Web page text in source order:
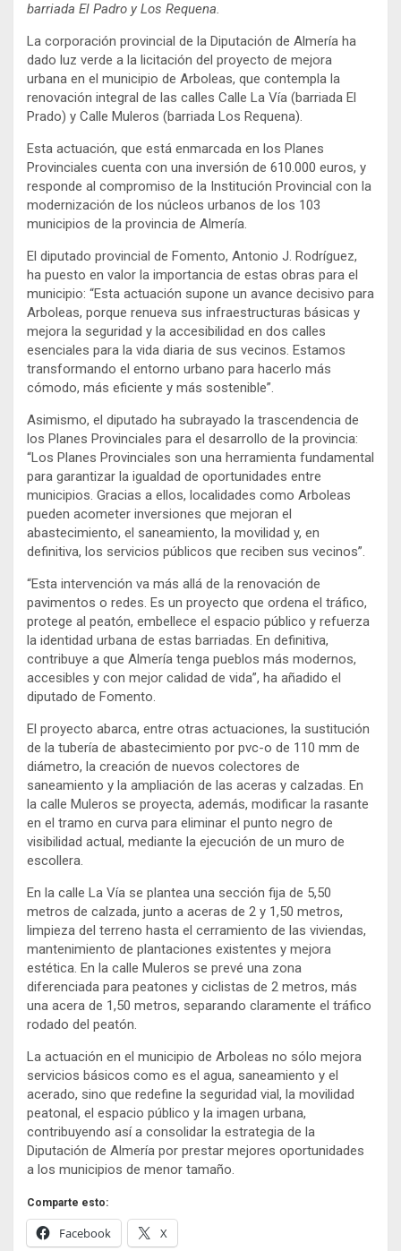
barriada El Padro y Los Requena.
La corporación provincial de la Diputación de Almería ha
dado luz verde a la licitación del proyecto de mejora
urbana en el municipio de Arboleas, que contempla la
renovación integral de las calles Calle La Vía (barriada El
Prado) y Calle Muleros (barriada Los Requena).
Esta actuación, que está enmarcada en los Planes
Provinciales cuenta con una inversión de 610.000 euros, y
responde al compromiso de la Institución Provincial con la
modernización de los núcleos urbanos de los 103
municipios de la provincia de Almería.
El diputado provincial de Fomento, Antonio J. Rodríguez,
ha puesto en valor la importancia de estas obras para el
municipio: “Esta actuación supone un avance decisivo para
Arboleas, porque renueva sus infraestructuras básicas y
mejora la seguridad y la accesibilidad en dos calles
esenciales para la vida diaria de sus vecinos. Estamos
transformando el entorno urbano para hacerlo más
cómodo, más eficiente y más sostenible”.
Asimismo, el diputado ha subrayado la trascendencia de
los Planes Provinciales para el desarrollo de la provincia:
“Los Planes Provinciales son una herramienta fundamental
para garantizar la igualdad de oportunidades entre
municipios. Gracias a ellos, localidades como Arboleas
pueden acometer inversiones que mejoran el
abastecimiento, el saneamiento, la movilidad y, en
definitiva, los servicios públicos que reciben sus vecinos”.
“Esta intervención va más allá de la renovación de
pavimentos o redes. Es un proyecto que ordena el tráfico,
protege al peatón, embellece el espacio público y refuerza
la identidad urbana de estas barriadas. En definitiva,
contribuye a que Almería tenga pueblos más modernos,
accesibles y con mejor calidad de vida”, ha añadido el
diputado de Fomento.
El proyecto abarca, entre otras actuaciones, la sustitución
de la tubería de abastecimiento por pvc-o de 110 mm de
diámetro, la creación de nuevos colectores de
saneamiento y la ampliación de las aceras y calzadas. En
la calle Muleros se proyecta, además, modificar la rasante
en el tramo en curva para eliminar el punto negro de
visibilidad actual, mediante la ejecución de un muro de
escollera.
En la calle La Vía se plantea una sección fija de 5,50
metros de calzada, junto a aceras de 2 y 1,50 metros,
limpieza del terreno hasta el cerramiento de las viviendas,
mantenimiento de plantaciones existentes y mejora
estética. En la calle Muleros se prevé una zona
diferenciada para peatones y ciclistas de 2 metros, más
una acera de 1,50 metros, separando claramente el tráfico
rodado del peatón.
La actuación en el municipio de Arboleas no sólo mejora
servicios básicos como es el agua, saneamiento y el
acerado, sino que redefine la seguridad vial, la movilidad
peatonal, el espacio público y la imagen urbana,
contribuyendo así a consolidar la estrategia de la
Diputación de Almería por prestar mejores oportunidades
a los municipios de menor tamaño.
Comparte esto:
Facebook X